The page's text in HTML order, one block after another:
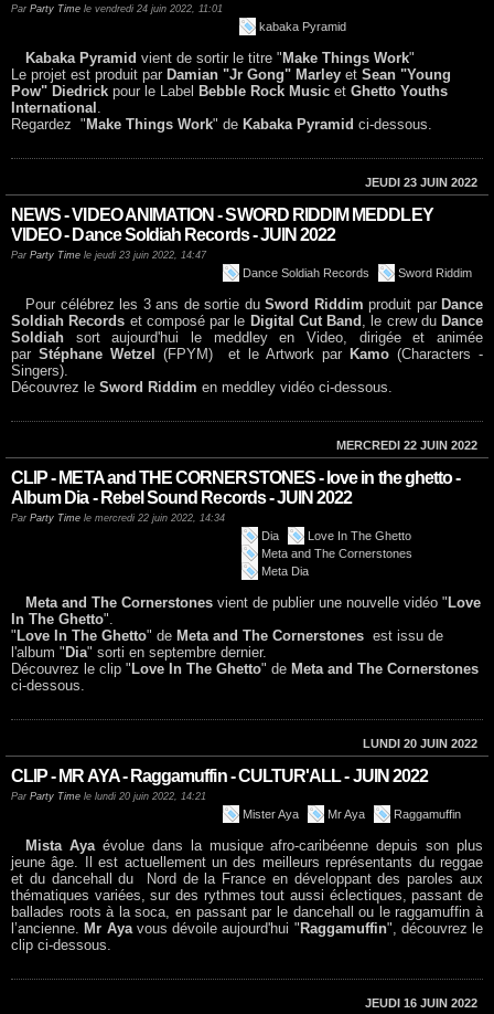
Par Party Time le vendredi 24 juin 2022, 11:01
kabaka Pyramid
Kabaka Pyramid vient de sortir le titre " Make Things Work"
Le projet est produit par Damian "Jr Gong" Marley et Sean "Young
Pow" Diedrick pour le Label Bebble Rock Music et Ghetto Youths
International .
Regardez " Make Things Work" de Kabaka Pyramid ci-dessous.
JEUDI 23 JUIN 2022
NEWS - VIDEO ANIMATION - SWORD RIDDIM MEDDLEY
VIDEO - Dance Soldiah Records - JUIN 2022
Par Party Time le jeudi 23 juin 2022, 14:47
Dance Soldiah Records Sword Riddim
Pour célébrez les 3 ans de sortie duSword Riddim produit par Dance
Soldiah Records et composé par le Digital Cut Band , le crew du Dance
Soldiah sort aujourd'hui le meddley en Video, dirigée et animée
par Stéphane Wetzel (FPYM) et le Artwork par Kamo (Characters -
Singers).
Découvrez le Sword Riddim en meddley vidéo ci-dessous.
MERCREDI 22 JUIN 2022
CLIP - META and THE CORNERSTONES - love in the ghetto -
Album Dia - Rebel Sound Records - JUIN 2022
Par Party Time le mercredi 22 juin 2022, 14:34
Dia
Love In The Ghetto
Meta and The Cornerstones
Meta Dia
Meta and The Cornerstones vient de publier une nouvelle vidéo " Love
In The Ghetto".
" Love In The Ghetto" de Meta and The Cornerstones est issu de
l'album " Dia" sorti en septembre dernier.
Découvrez le clip " Love In The Ghetto" de Meta and The Cornerstones
ci-dessous.
LUNDI 20 JUIN 2022
CLIP - MR AYA - Raggamuffin - CULTUR'ALL - JUIN 2022
Par Party Time le lundi 20 juin 2022, 14:21
Mister Aya Mr Aya Raggamuffin
Mista Ayaévolue dans la musique afro-caribéenne depuis son plus
jeune âge. Il est actuellement un des meilleurs représentants du reggae
et du dancehall du Nord de la France en développant des paroles aux
thématiques variées, sur des rythmes tout aussi éclectiques, passant de
ballades roots à la soca, en passant par le dancehall ou le raggamuffin à
l’ancienne. Mr Ayavous dévoile aujourd'hui " Raggamuffin", découvrez le
clip ci-dessous.
JEUDI 16 JUIN 2022